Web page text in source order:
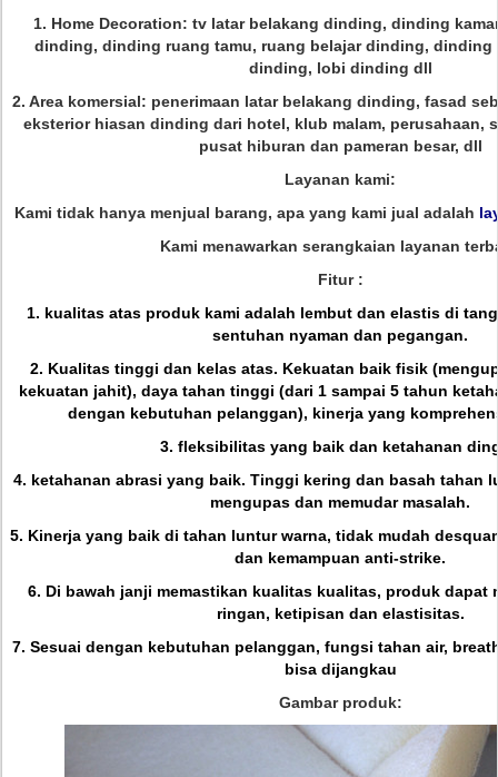
1. Home Decoration: tv latar belakang dinding, dinding
dinding, dinding ruang tamu, ruang belajar dinding, dinding
dinding, lobi dinding dll
2. Area komersial: penerimaan latar belakang dinding, fasad
eksterior hiasan dinding dari hotel, klub malam, perusahaan,
pusat hiburan dan pameran besar, dll
Layanan kami:
Kami tidak hanya menjual barang, apa yang kami jual adalah
Kami menawarkan serangkaian layanan
Fitur :
1. kualitas atas produk kami adalah lembut dan elastis di
sentuhan nyaman dan pegangan.
2. Kualitas tinggi dan kelas atas. Kekuatan baik fisik
kekuatan jahit), daya tahan tinggi (dari 1 sampai 5 tahun
dengan kebutuhan pelanggan), kinerja yang
3. fleksibilitas yang baik dan ketahanan
4. ketahanan abrasi yang baik. Tinggi kering dan basah tahan
mengupas dan memudar masalah.
5. Kinerja yang baik di tahan luntur warna, tidak mudah
dan kemampuan anti-strike.
6. Di bawah janji memastikan kualitas kualitas, produk dapat
ringan, ketipisan dan elastisitas.
7. Sesuai dengan kebutuhan pelanggan, fungsi tahan air,
bisa dijangkau
Gambar produk: